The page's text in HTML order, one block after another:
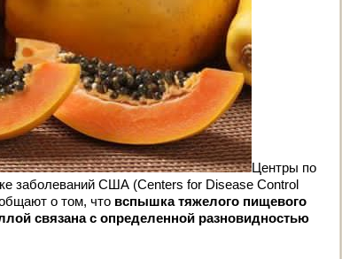
Центры по
заболеваний США (Centers for Disease Control
о том, что вспышка тяжелого пищевого
связана с определенной разновидностью